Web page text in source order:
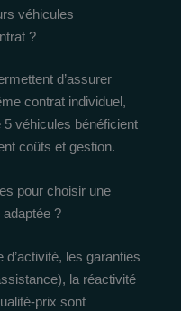
véhicules
?
d’assurer
contrat individuel,
véhicules bénéficient
coûts et gestion.
pour choisir une
?
d’activité, les garanties
la réactivité
prix sont